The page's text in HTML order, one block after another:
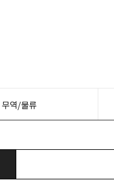
무역/물류